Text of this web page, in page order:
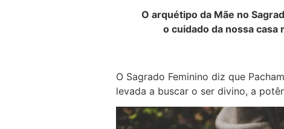
O arquétipo da Mãe no
o cuidado da nossa casa
O Sagrado Feminino diz que
levada a buscar o ser divino, a